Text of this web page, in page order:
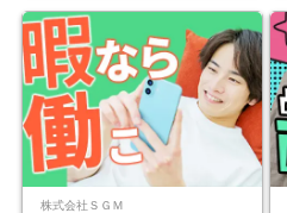
株式会社ＳＧＭ